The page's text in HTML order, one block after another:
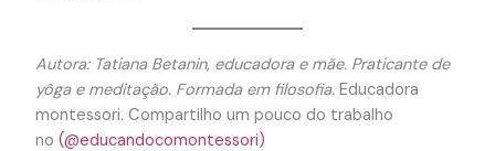
Autora: Tatiana Betanin, educadora e mãe. Praticante de
yôga e meditação. Formada em filosofia.Educadora
montessori. Compartilho um pouco do trabalho
no (@educandocomontessori)